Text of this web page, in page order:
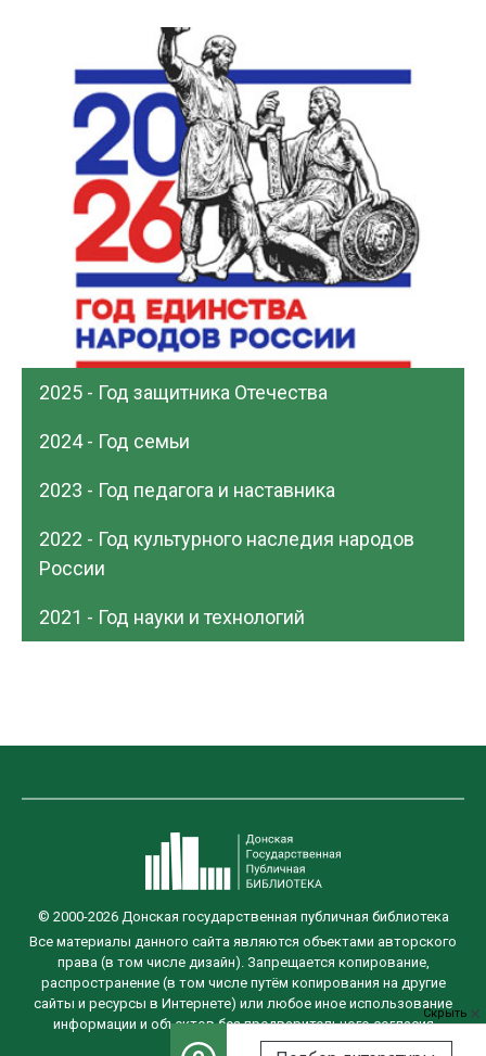
2025 - Год защитника Отечества
2024 - Год семьи
2023 - Год педагога и наставника
2022 - Год культурного наследия народов
России
2021 - Год науки и технологий
Скрыть
© 2000-2026 Донская государственная публичная библиотека
Все материалы данного сайта являются объектами авторского
права (в том числе дизайн). Запрещается копирование,
распространение (в том числе путём копирования на другие
сайты и ресурсы в Интернете) или любое иное использование
информации и объектов без предварительного согласия
правообладателя.